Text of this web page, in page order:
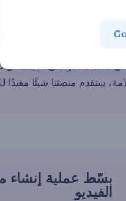
من جميع الخلفيات
قم بتخصيص النتائج
من أجل إعلانات مقنعة.
على منصات التواصل
ستقدم منصتنا شيئًا مفيدًا
بسّط عملية إنشاء
الفيديو